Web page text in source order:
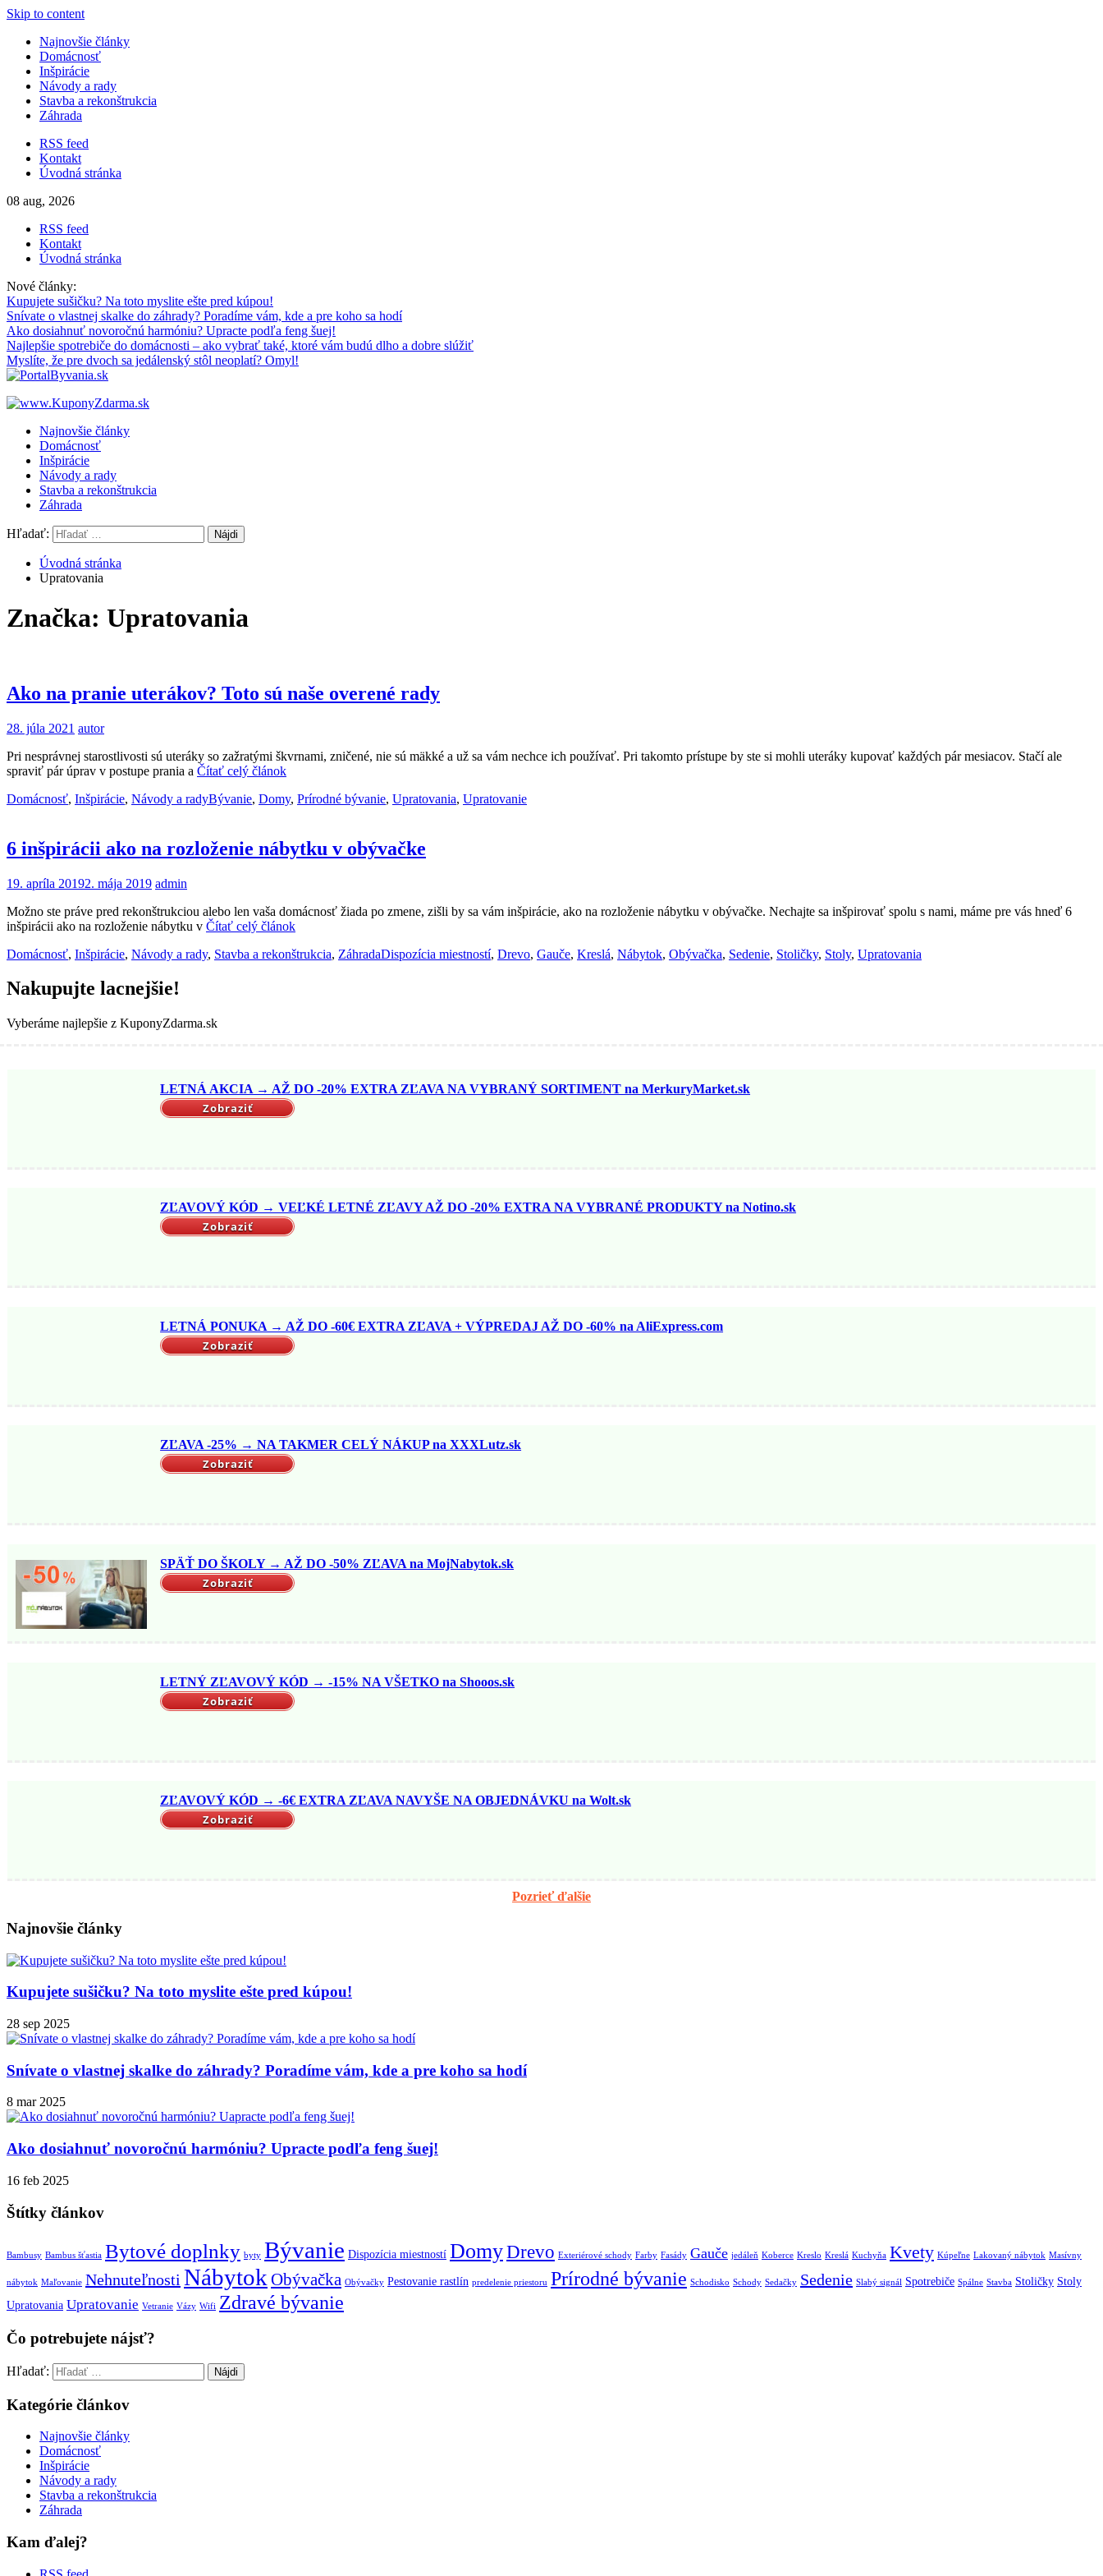
Skip to content
Najnovšie články
Domácnosť
Inšpirácie
Návody a rady
Stavba a rekonštrukcia
Záhrada
RSS feed
Kontakt
Úvodná stránka
08 aug, 2026
RSS feed
Kontakt
Úvodná stránka
Nové články:
Kupujete sušičku? Na toto myslite ešte pred kúpou!
Snívate o vlastnej skalke do záhrady? Poradíme vám, kde a pre koho sa hodí
Ako dosiahnuť novoročnú harmóniu? Upracte podľa feng šuej!
Najlepšie spotrebiče do domácnosti – ako vybrať také, ktoré vám budú dlho a dobre slúžiť
Myslíte, že pre dvoch sa jedálenský stôl neoplatí? Omyl!
Najnovšie články
Domácnosť
Inšpirácie
Návody a rady
Stavba a rekonštrukcia
Záhrada
Hľadať:
Úvodná stránka
Upratovania
Značka: Upratovania
Ako na pranie uterákov? Toto sú naše overené rady
28. júla 2021 autor
Pri nesprávnej starostlivosti sú uteráky so zažratými škvrnami, zničené, nie sú mäkké a už sa vám nechce ich používať. Pri takomto prístupe by ste si mohli uteráky kupovať každých pár mesiacov. Stačí ale
spraviť pár úprav v postupe prania a Čítať celý článok
Domácnosť, Inšpirácie, Návody a radyBývanie, Domy, Prírodné bývanie, Upratovania, Upratovanie
6 inšpirácii ako na rozloženie nábytku v obývačke
19. apríla 20192. mája 2019 admin
Možno ste práve pred rekonštrukciou alebo len vaša domácnosť žiada po zmene, zišli by sa vám inšpirácie, ako na rozloženie nábytku v obývačke. Nechajte sa inšpirovať spolu s nami, máme pre vás hneď 6
inšpirácii ako na rozloženie nábytku v Čítať celý článok
Domácnosť, Inšpirácie, Návody a rady, Stavba a rekonštrukcia, ZáhradaDispozícia miestností, Drevo, Gauče, Kreslá, Nábytok, Obývačka, Sedenie, Stoličky, Stoly, Upratovania
Nakupujte lacnejšie!
Vyberáme najlepšie z KuponyZdarma.sk
LETNÁ AKCIA → AŽ DO -20% EXTRA ZĽAVA NA VYBRANÝ SORTIMENT na MerkuryMarket.sk
Zobraziť
ZĽAVOVÝ KÓD → VEĽKÉ LETNÉ ZĽAVY AŽ DO -20% EXTRA NA VYBRANÉ PRODUKTY na Notino.sk
Zobraziť
LETNÁ PONUKA → AŽ DO -60€ EXTRA ZĽAVA + VÝPREDAJ AŽ DO -60% na AliExpress.com
Zobraziť
ZĽAVA -25% → NA TAKMER CELÝ NÁKUP na XXXLutz.sk
Zobraziť
SPÄŤ DO ŠKOLY → AŽ DO -50% ZĽAVA na MojNabytok.sk
Zobraziť
LETNÝ ZĽAVOVÝ KÓD → -15% NA VŠETKO na Shooos.sk
Zobraziť
ZĽAVOVÝ KÓD → -6€ EXTRA ZĽAVA NAVYŠE NA OBJEDNÁVKU na Wolt.sk
Zobraziť
Pozrieť ďalšie
Najnovšie články
Kupujete sušičku? Na toto myslite ešte pred kúpou!
28 sep 2025
Snívate o vlastnej skalke do záhrady? Poradíme vám, kde a pre koho sa hodí
8 mar 2025
Ako dosiahnuť novoročnú harmóniu? Upracte podľa feng šuej!
16 feb 2025
Štítky článkov
Bambusy Bambus šťastia Bytové doplnky byty Bývanie Dispozícia miestností DomyDrevo Exteriérové schody Farby Fasády Gauče jedáleň Koberce Kreslo Kreslá Kuchyňa Kvety Kúpeľne Lakovaný nábytok Masívny
nábytok Maľovanie Nehnuteľnosti Nábytok Obývačka Obývačky Pestovanie rastlín predelenie priestoru Prírodné bývanie Schodisko Schody Sedačky Sedenie Slabý signál Spotrebiče Spálne Stavba Stoličky Stoly
Upratovania Upratovanie Vetranie Vázy Wifi Zdravé bývanie
Čo potrebujete nájsť?
Hľadať:
Kategórie článkov
Najnovšie články
Domácnosť
Inšpirácie
Návody a rady
Stavba a rekonštrukcia
Záhrada
Kam ďalej?